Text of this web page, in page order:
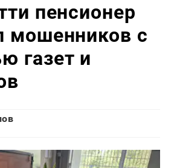
пенсионер
мошенников с
газет и